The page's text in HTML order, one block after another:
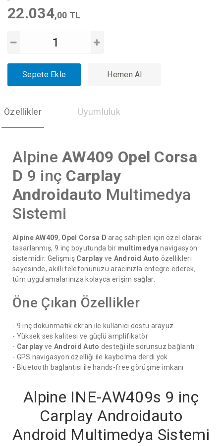
22.034,00 TL
Sepete Ekle Hemen Al
Özellikler Uyumluluk
AlpineAW409 Opel Corsa
D 9 inç Carplay
Androidauto Multimedya
Sistemi
Alpine AW409, Opel Corsa D araç sahipleri için özel olarak
tasarlanmış, 9 inç boyutunda bir multimedya navigasyon
sistemidir. Gelişmiş Carplay ve Android Auto özellikleri
sayesinde, akıllı telefonunuzu aracınızla entegre ederek,
tüm uygulamalarınıza kolayca erişim sağlar.
Öne Çıkan Özellikler
- 9 inç dokunmatik ekran ile kullanıcı dostu arayüz
- Yüksek ses kalitesi ve güçlü amplifikatör
- Carplay ve Android Auto desteği ile sorunsuz bağlantı
- GPS navigasyon özelliği ile kaybolma derdi yok
- Bluetooth bağlantısı ile hands-free görüşme imkanı
Alpine INE-AW409s 9 inç
Carplay Androidauto
Android Multimedya Sistemi